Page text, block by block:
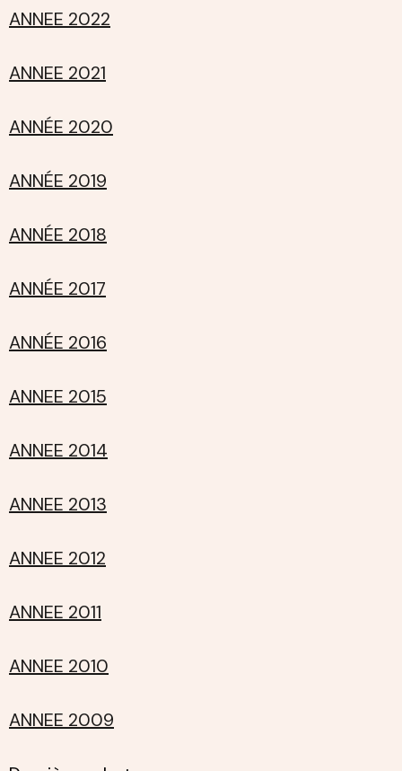
ANNEE 2022
ANNEE 2021
ANNÉE 2020
ANNÉE 2019
ANNÉE 2018
ANNÉE 2017
ANNÉE 2016
ANNEE 2015
ANNEE 2014
ANNEE 2013
ANNEE 2012
ANNEE 2011
ANNEE 2010
ANNEE 2009